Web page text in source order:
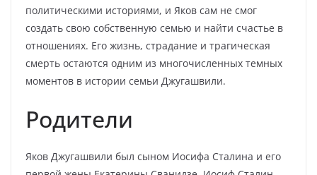
политическими историями, и Яков сам не смог
создать свою собственную семью и найти счастье в
отношениях. Его жизнь, страдание и трагическая
смерть остаются одним из многочисленных темных
моментов в истории семьи Джугашвили.
Родители
Яков Джугашвили был сыном Иосифа Сталина и его